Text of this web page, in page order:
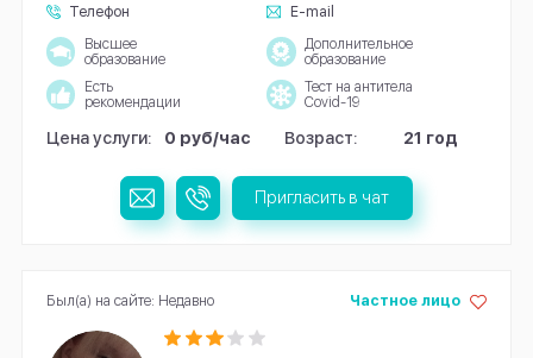
Телефон
E-mail
Высшее
образование
Дополнительное
образование
Есть
рекомендации
Тест на антитела
Covid-19
Цена услуги: 0 руб/час Возраст: 21 год
Пригласить в чат
Частное лицо
Был(а) на сайте: Недавно